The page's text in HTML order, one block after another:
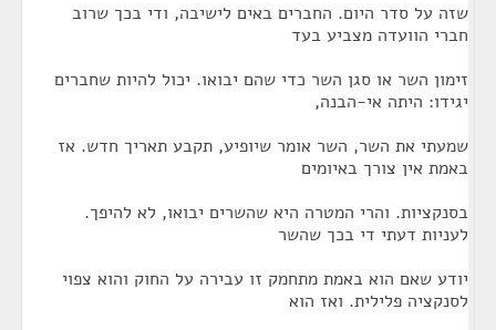
שזה על סדר היום. החברים באים לישיבה, ודי בכך שרוב
חברי הוועדה מצביע בעד
זימון השר או סגן השר כדי שהם יבואו. יכול להיות שחברים
יגידו: היתה אי-הבנה,
שמעתי את השר, השר אומר שיופיע, תקבע תאריך חדש. אז
באמת אין צורך באיומים
בסנקציות. והרי המטרה היא שהשרים יבואו, לא להיפך.
לעניות דעתי די בכך שהשר
יודע שאם הוא באמת מתחמק זו עבירה על החוק והוא צפוי
לסנקציה פלילית. ואז הוא